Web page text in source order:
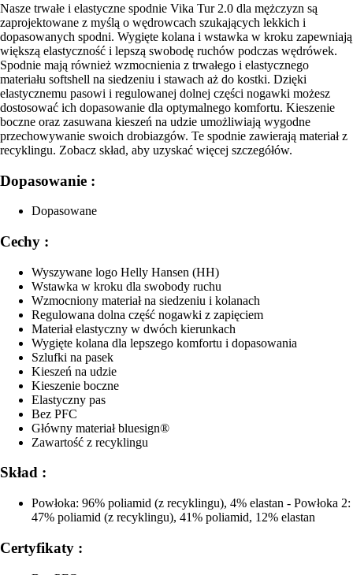
Nasze trwałe i elastyczne spodnie Vika Tur 2.0 dla mężczyzn są
zaprojektowane z myślą o wędrowcach szukających lekkich i
dopasowanych spodni. Wygięte kolana i wstawka w kroku zapewniają
większą elastyczność i lepszą swobodę ruchów podczas wędrówek.
Spodnie mają również wzmocnienia z trwałego i elastycznego
materiału softshell na siedzeniu i stawach aż do kostki. Dzięki
elastycznemu pasowi i regulowanej dolnej części nogawki możesz
dostosować ich dopasowanie dla optymalnego komfortu. Kieszenie
boczne oraz zasuwana kieszeń na udzie umożliwiają wygodne
przechowywanie swoich drobiazgów. Te spodnie zawierają materiał z
recyklingu. Zobacz skład, aby uzyskać więcej szczegółów.
Dopasowanie :
Dopasowane
Cechy :
Wyszywane logo Helly Hansen (HH)
Wstawka w kroku dla swobody ruchu
Wzmocniony materiał na siedzeniu i kolanach
Regulowana dolna część nogawki z zapięciem
Materiał elastyczny w dwóch kierunkach
Wygięte kolana dla lepszego komfortu i dopasowania
Szlufki na pasek
Kieszeń na udzie
Kieszenie boczne
Elastyczny pas
Bez PFC
Główny materiał bluesign®
Zawartość z recyklingu
Skład :
Powłoka: 96% poliamid (z recyklingu), 4% elastan - Powłoka 2:
47% poliamid (z recyklingu), 41% poliamid, 12% elastan
Certyfikaty :